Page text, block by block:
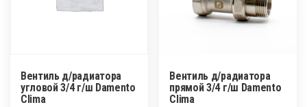
Вентиль д/радиатора
угловой 3/4 г/ш Damento
Clima
Вентиль д/радиатора
прямой 3/4 г/ш Damento
Clima